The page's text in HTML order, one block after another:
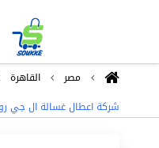
مصر القاهرة
شركة اعطال غسالة ال جي روكسي